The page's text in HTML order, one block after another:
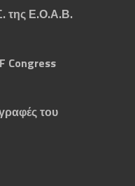
της Ε.Ο.Α.Β.
Congress
του